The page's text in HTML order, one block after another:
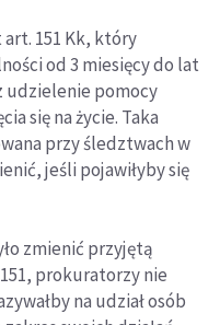
151 Kk, który
od 3 miesięcy do lat
udzielenie pomocy
się na życie. Taka
przy śledztwach w
jeśli pojawiłyby się
zmienić przyjętą
prokuratorzy nie
na udział osób